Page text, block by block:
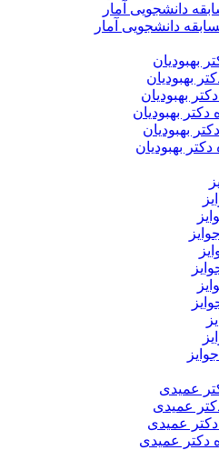
دانشجویی آمار
دانشجویی آمار
بهبودیان
بهبودیان
بهبودیان
بهبودیان
بهبودیان
بهبودیان
عمیدی
عمیدی
عمیدی
دکتر عمیدی